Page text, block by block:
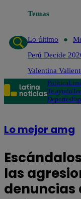
TemasLo último
Lo último
Perú Decide
Valentina
Política
Te ayudo
Deportes
Lo mejor amg
las